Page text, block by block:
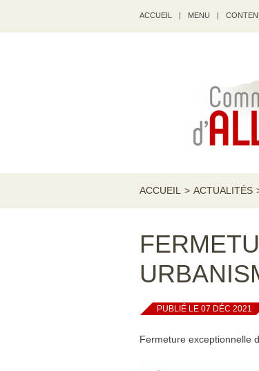
ACCUEIL | MENU |
ACCUEIL > ACTUALITÉS
PUBLIÉ LE 07 DÉC 2021
Fermeture exceptionnelle